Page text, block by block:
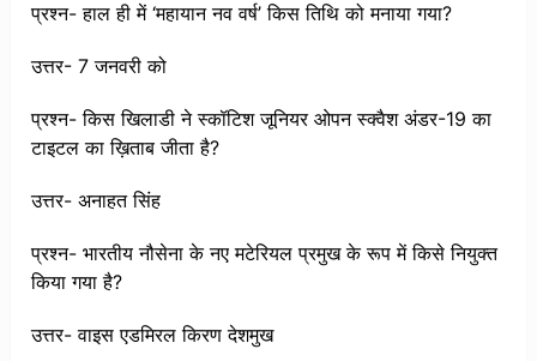
प्रश्न- हाल ही में ‘महायान नव वर्ष’ किस तिथि को मनाया गया?
उत्तर- 7 जनवरी को
प्रश्न- किस खिलाडी ने स्कॉटिश जूनियर ओपन स्क्वैश अंडर-19 का
टाइटल का ख़िताब जीता है?
उत्तर- अनाहत सिंह
प्रश्न- भारतीय नौसेना के नए मटेरियल प्रमुख के रूप में किसे नियुक्त
किया गया है?
उत्तर- वाइस एडमिरल किरण देशमुख